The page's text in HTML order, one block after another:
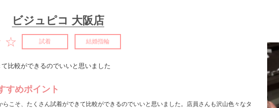
ビジュピコ 大阪店
☆ 試着 結婚指輪
比較ができるのでいいと思いました
すめポイント
らこそ、たくさん試着ができて比較ができるのでいいと思いました。店員さんも沢山色々なタ